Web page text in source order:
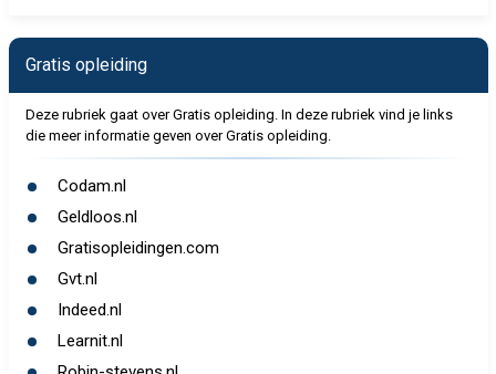
Gratis opleiding
Deze rubriek gaat over Gratis opleiding. In deze rubriek vind je links
die meer informatie geven over Gratis opleiding.
Codam.nl
Geldloos.nl
Gratisopleidingen.com
Gvt.nl
Indeed.nl
Learnit.nl